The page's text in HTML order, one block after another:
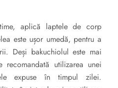
aplică laptele de corp
este ușor umedă, pentru a
Deși bakuchiolul este mai
utilizarea unei
expuse în timpul zilei.